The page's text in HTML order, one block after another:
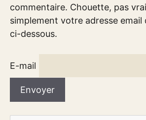
commentaire. Chouette, pas
simplement votre adresse email
ci-dessous.
E-mail